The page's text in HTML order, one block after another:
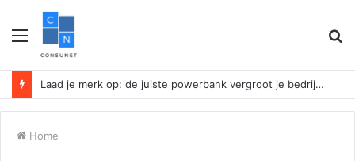
Menu
Laad je merk op: de juiste powerbank vergroot je bedrijfszichtbaarheid
Home